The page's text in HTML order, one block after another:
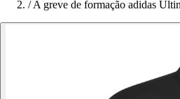
/ A greve de formação adidas